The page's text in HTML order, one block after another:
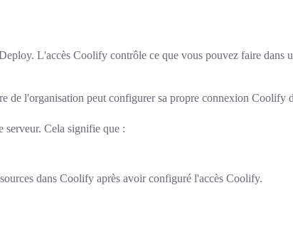
L'accès Coolify contrôle ce que vous pouvez faire dans
l'organisation peut configurer sa propre connexion Coolify
serveur. Cela signifie que :
dans Coolify après avoir configuré l'accès Coolify.